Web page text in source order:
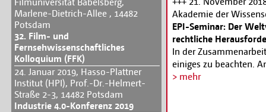
Marlene-Dietrich-Allee , 14482
Potsdam
32. Film- und
Fernsehwissenschaftliches
Kolloquium (FFK)
24. Januar 2019, Hasso-Plattner
Institut (HPI), Prof.-Dr.-Helmert-
Straße 2-3, 14482 Potsdam
Industrie 4.0-Konferenz 2019
Akademie der
EPI-Seminar: Der
rechtliche
In der
einiges zu beachten.
Fragen von der
> mehr